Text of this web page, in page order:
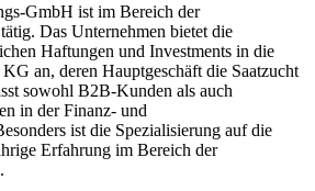
GmbH ist im Bereich der
Das Unternehmen bietet die
Haftungen und Investments in die
an, deren Hauptgeschäft die Saatzucht
sowohl B2B-Kunden als auch
in der Finanz- und
ist die Spezialisierung auf die
Erfahrung im Bereich der